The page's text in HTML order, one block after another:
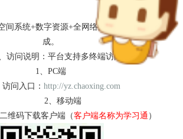
间系统+数字资源+全网络服务平台三大模块构
成。
访问说明：平台支持多终端访问
1、PC端
入口： http://yz.chaoxing.com
2、移动端
码下载客户端（客户端名称为学习通 ）